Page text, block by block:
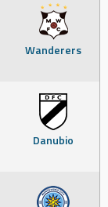
Wanderers
Danubio